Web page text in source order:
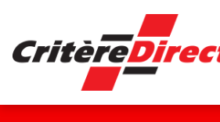
Panneau de gestion des cookies